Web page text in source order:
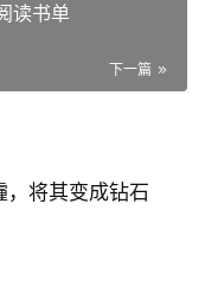
读书单
下一篇
，将其变成钻石